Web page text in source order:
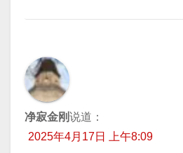
净寂金刚说道：
2025年4月17日 上午8:09